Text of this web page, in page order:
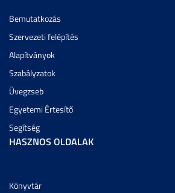
Bemutatkozás
Szervezeti felépítés
Alapítványok
Szabályzatok
Üvegzseb
Egyetemi Értesítő
Segítség
HASZNOS OLDALAK
Könyvtár